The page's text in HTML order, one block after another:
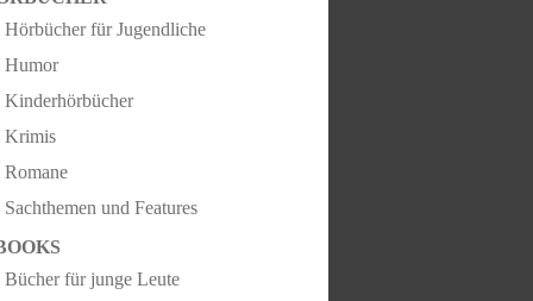
Hörbücher für Jugendliche
Humor
Kinderhörbücher
Krimis
Romane
Sachthemen und Features
Bücher für junge Leute